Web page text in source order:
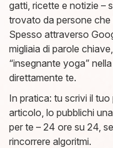
gatti, ricette e notizie –
trovato da persone
Spesso attraverso
migliaia di parole
“insegnante yoga”
direttamente te.
In pratica: tu scrivi il
articolo, lo pubblichi
per te – 24 ore su 24,
rincorrere algoritmi.